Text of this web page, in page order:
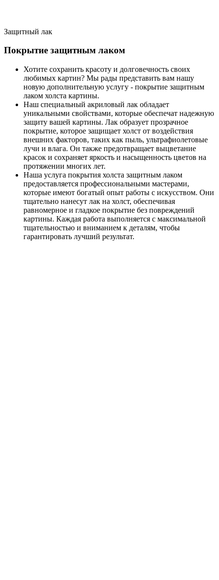
Защитный лак
Покрытие защитным лаком
Хотите сохранить красоту и долговечность своих
любимых картин? Мы рады представить вам нашу
новую дополнительную услугу - покрытие защитным
лаком холста картины.
Наш специальный акриловый лак обладает
уникальными свойствами, которые обеспечат надежную
защиту вашей картины. Лак образует прозрачное
покрытие, которое защищает холст от воздействия
внешних факторов, таких как пыль, ультрафиолетовые
лучи и влага. Он также предотвращает выцветание
красок и сохраняет яркость и насыщенность цветов на
протяжении многих лет.
Наша услуга покрытия холста защитным лаком
предоставляется профессиональными мастерами,
которые имеют богатый опыт работы с искусством. Они
тщательно нанесут лак на холст, обеспечивая
равномерное и гладкое покрытие без повреждений
картины. Каждая работа выполняется с максимальной
тщательностью и вниманием к деталям, чтобы
гарантировать лучший результат.